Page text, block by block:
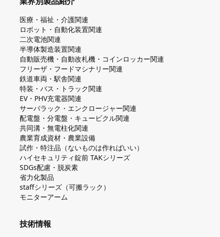
医療・福祉・介護関連
ロボット・自動化装置関連
二次電池関連
半導体製造装置関連
自動販売機・自動改札機・コインロッカー関連
フリーザ・フードマシナリー関連
鉄道車両・駅舎関連
特装・バス・トラック関連
EV・PHV充電器関連
サーバラック・エンクロージャー関連
配電盤・分電盤・キュービクル関連
共同溝・無電柱化関連
農業育成資材・農業設備
試作・特注品（ないものは作ればいい）
ハイセキュリティ錠前 TAKシリーズ
SDGs配慮・脱炭素
省力化製品
staffシリーズ（可搬ラック）
モニターアーム
技術情報